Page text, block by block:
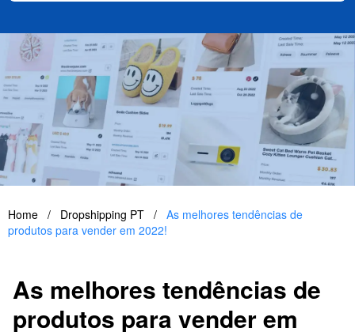
Home / Dropshipping PT / As melhores tendências de
produtos para vender em 2022!
As melhores tendências de
produtos para vender em